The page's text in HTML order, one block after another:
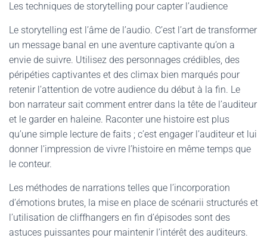
Les techniques de storytelling pour capter l’audience
Le storytelling est l’âme de l’audio. C’est l’art de transformer
un message banal en une aventure captivante qu’on a
envie de suivre. Utilisez des personnages crédibles, des
péripéties captivantes et des climax bien marqués pour
retenir l’attention de votre audience du début à la fin. Le
bon narrateur sait comment entrer dans la tête de l’auditeur
et le garder en haleine. Raconter une histoire est plus
qu’une simple lecture de faits ; c’est engager l’auditeur et lui
donner l’impression de vivre l’histoire en même temps que
le conteur.
Les méthodes de narrations telles que l’incorporation
d’émotions brutes, la mise en place de scénarii structurés et
l’utilisation de cliffhangers en fin d’épisodes sont des
astuces puissantes pour maintenir l’intérêt des auditeurs.